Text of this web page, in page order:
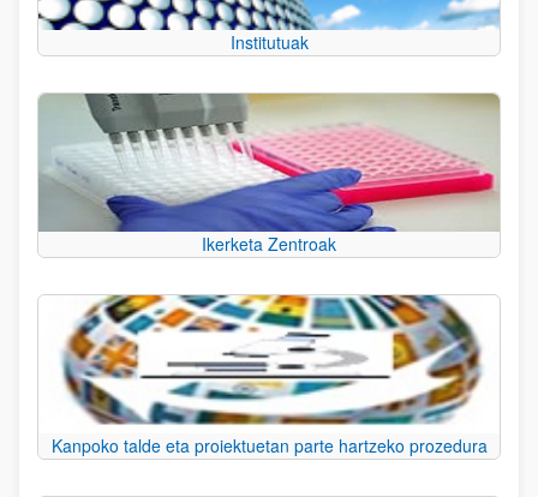
Institutuak
Ikerketa Zentroak
Kanpoko talde eta proiektuetan parte hartzeko prozedura